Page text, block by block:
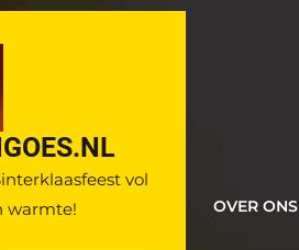
vol
warmte!
OVER ONS